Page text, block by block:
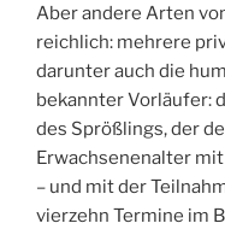
Aber andere Arten
reichlich: mehrere
darunter auch die
bekannter Vorläufer:
des Sprößlings, der
Erwachsenenalter
– und mit der
vierzehn Termine im